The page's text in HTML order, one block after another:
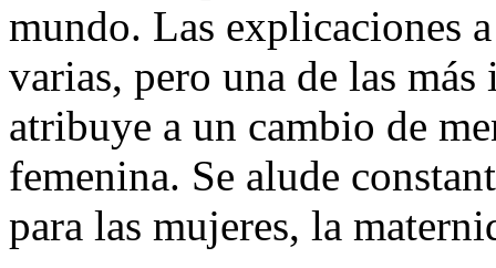
mundo. Las explicaciones
varias, pero una de las
atribuye a un cambio de
femenina. Se alude
para las mujeres, la